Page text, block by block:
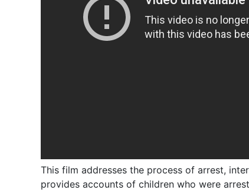
This film addresses the process of arrest,
provides accounts of children who were